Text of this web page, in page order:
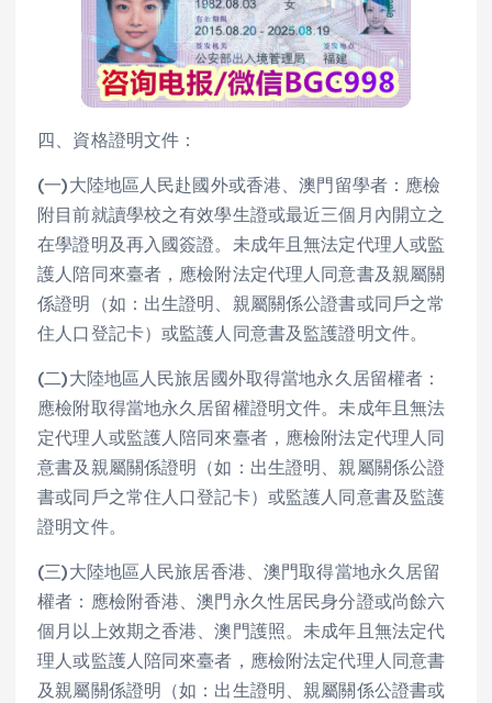
四、資格證明文件：
(一)大陸地區人民赴國外或香港、澳門留學者：應檢
附目前就讀學校之有效學生證或最近三個月內開立之
在學證明及再入國簽證。未成年且無法定代理人或監
護人陪同來臺者，應檢附法定代理人同意書及親屬關
係證明（如：出生證明、親屬關係公證書或同戶之常
住人口登記卡）或監護人同意書及監護證明文件。
(二)大陸地區人民旅居國外取得當地永久居留權者：
應檢附取得當地永久居留權證明文件。未成年且無法
定代理人或監護人陪同來臺者，應檢附法定代理人同
意書及親屬關係證明（如：出生證明、親屬關係公證
書或同戶之常住人口登記卡）或監護人同意書及監護
證明文件。
(三)大陸地區人民旅居香港、澳門取得當地永久居留
權者：應檢附香港、澳門永久性居民身分證或尚餘六
個月以上效期之香港、澳門護照。未成年且無法定代
理人或監護人陪同來臺者，應檢附法定代理人同意書
及親屬關係證明（如：出生證明、親屬關係公證書或